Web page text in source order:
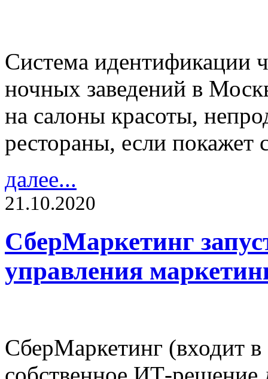
Система идентификации
ночных заведений в
на салоны красоты,
рестораны, если покажет
далее...
21.10.2020
СберМаркетинг
управления
СберМаркетинг (входит в